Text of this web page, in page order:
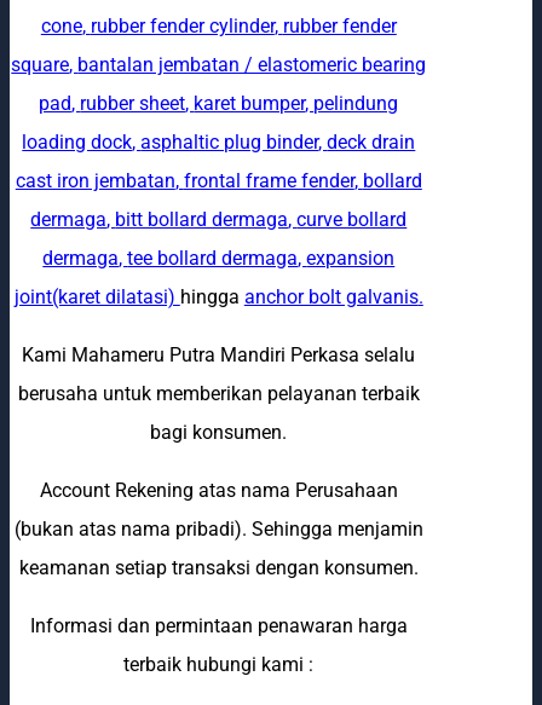
cone, rubber fender cylinder, rubber fender
square, bantalan jembatan / elastomeric bearing
pad, rubber sheet, karet bumper, pelindung
loading dock,asphaltic plug binder,deck drain
cast iron jembatan, frontal frame fender, bollard
dermaga, bitt bollard dermaga,curve bollard
dermaga,tee bollard dermaga,expansion
joint(karet dilatasi) hingga anchor bolt galvanis.
Kami Mahameru Putra Mandiri Perkasa selalu
berusaha untuk memberikan pelayanan terbaik
bagi konsumen.
Account Rekening atas nama Perusahaan
(bukan atas nama pribadi). Sehingga menjamin
keamanan setiap transaksi dengan konsumen.
Informasi dan permintaan penawaran harga
terbaik hubungi kami :